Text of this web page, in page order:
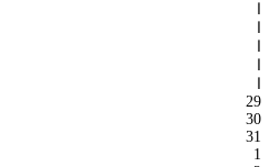
ا
ا
ا
ا
ا
29
30
31
1